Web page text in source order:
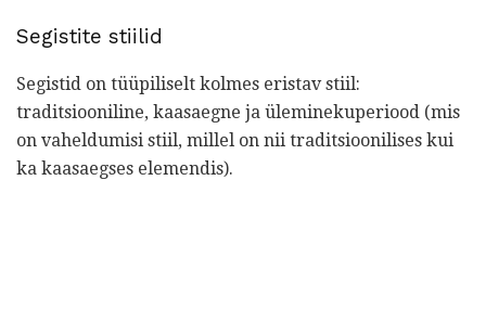
Segistite stiilid
Segistid on tüüpiliselt kolmes eristav stiil:
traditsiooniline, kaasaegne ja üleminekuperiood (mis
on vaheldumisi stiil, millel on nii traditsioonilises kui
ka kaasaegses elemendis).